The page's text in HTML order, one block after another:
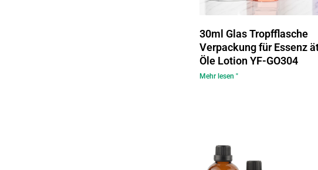
30ml Glas Tropfflasche
Verpackung für Essenz
Öle Lotion YF-GO304
Mehr lesen "